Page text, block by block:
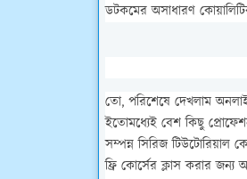
ডটকমের অসাধারণ
তো, পরিশেষে দেখলাম
ইতোমধ্যেই বেশ কিছু
সম্পন্ন সিরিজ টিউটোরিয়াল
ফ্রি কোর্সের ক্লাস করার জন্য